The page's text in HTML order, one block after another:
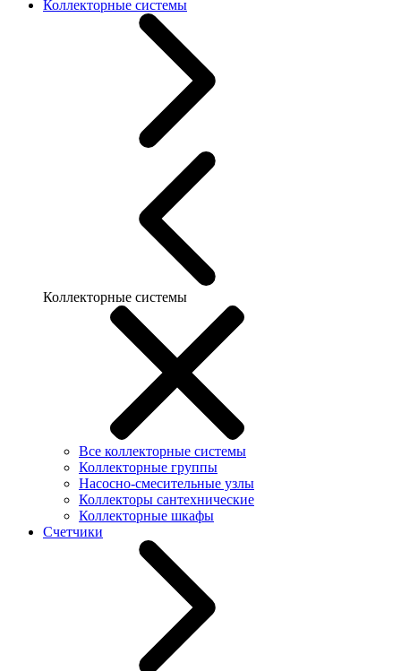
Коллекторные системы
Коллекторные системы
Все коллекторные системы
Коллекторные группы
Насосно-смесительные узлы
Коллекторы сантехнические
Коллекторные шкафы
Счетчики